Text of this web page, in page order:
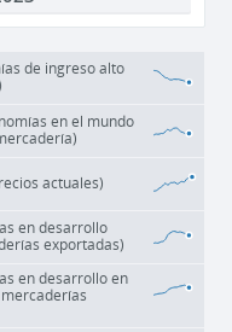
de ingreso alto
en el mundo
actuales)
en desarrollo
exportadas)
en desarrollo en